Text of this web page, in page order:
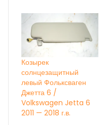
Козырек
солнцезащитный
левый Фольксваген
Джетта 6 /
Volkswagen Jetta 6
2011 — 2018 г.в.